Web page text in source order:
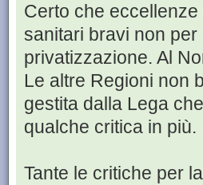
Certo che
sanitari bravi non
privatizzazione. Al
Le altre Regioni non
gestita dalla Lega
qualche critica in più.
Tante le critiche per